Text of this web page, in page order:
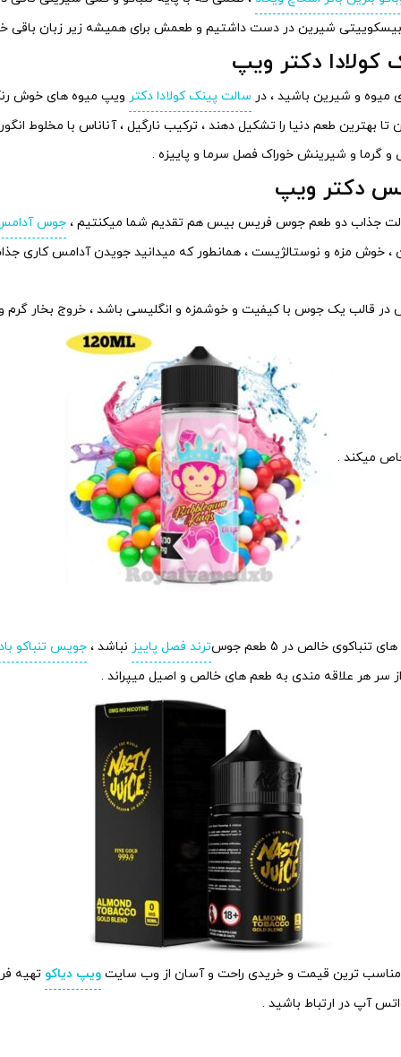
بیسکوییتی شیرین در دست داشتیم و طعمش برای همیشه زیر زبان باقی
کولادا دکتر ویپ
میوه و شیرین باشید ، در سالت پینک کولادا دکتر ویپ میوه های خوش
بهترین طعم دنیا را تشکیل دهند ، ترکیب نارگیل ، آناناس با مخلوط
و گرما و شیرینش خوراک فصل سرما و پاییزه .
دکتر ویپ
جوس
، خوش مزه و نوستالژیست ، همانطور که میدانید جویدن آدامس کاری
در قالب یک جوس با کیفیت و خوشمزه و انگلیسی باشد ، خروج بخار
میکند .
خالص در 5 طعم جوس ترند فصل پاییز نباشد ، جویس تنباکو
هر علاقه مندی به طعم های خالص و اصیل میپراند .
مناسب ترین قیمت و خریدی راحت و آسان از وب سایت ویپ دیاکو تهیه
آپ در ارتباط باشید .